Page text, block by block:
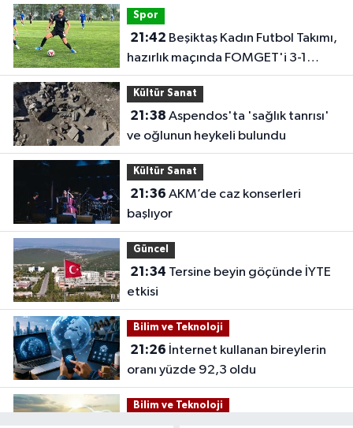
Spor
21:42
hazırlık maçında FOMGET'i 3-1
mağlup etti
Kültür Sanat
21:38
ve oğlunun heykeli bulundu
Kültür Sanat
21:36
başlıyor
Güncel
21:34
etkisi
Bilim ve Teknoloji
21:26
oranı yüzde 92,3 oldu
Bilim ve Teknoloji